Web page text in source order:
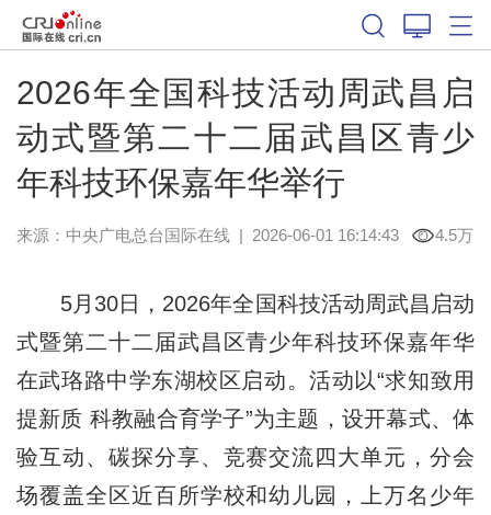
2026年全国科技活动周武昌启
动式暨第二十二届武昌区青少
年科技环保嘉年华举行
来源：中央广电总台国际在线| 2026-06-01 16:14:43 4.5万
5月30日，2026年全国科技活动周武昌启动
式暨第二十二届武昌区青少年科技环保嘉年华
在武珞路中学东湖校区启动。活动以“求知致用
提新质 科教融合育学子”为主题，设开幕式、体
验互动、碳探分享、竞赛交流四大单元，分会
场覆盖全区近百所学校和幼儿园，上万名少年